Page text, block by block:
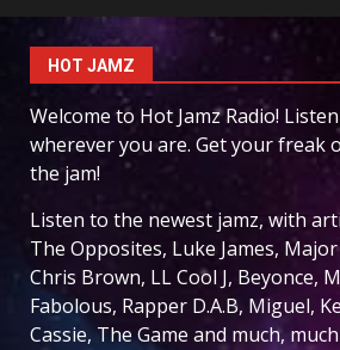
HOT JAMZ
Welcome to Hot Jamz Radio!
wherever you are. Get your freak
the jam!
Listen to the newest jamz, with
The Opposites, Luke James, Major
Chris Brown, LL Cool J, Beyonce,
Fabolous, Rapper D.A.B, Miguel,
Cassie, The Game and much,